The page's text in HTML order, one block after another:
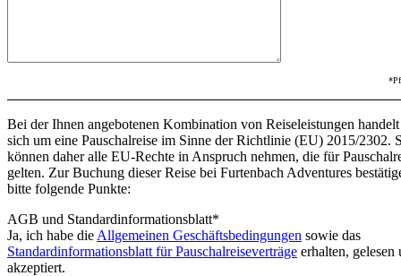
Bei der Ihnen angebotenen Kombination von Reiseleistungen handelt
sich um eine Pauschalreise im Sinne der Richtlinie (EU) 2015/2302.
können daher alle EU-Rechte in Anspruch nehmen, die für
gelten. Zur Buchung dieser Reise bei Furtenbach Adventures
bitte folgende Punkte:
AGB und Standardinformationsblatt*
Ja, ich habe die Allgemeinen Geschäftsbedingungen sowie das
Standardinformationsblatt für Pauschalreiseverträge erhalten, gelesen
akzeptiert.